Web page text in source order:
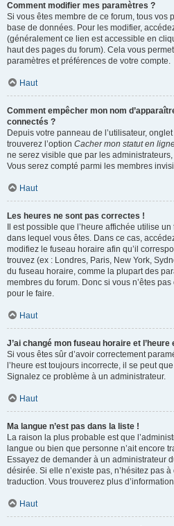
Comment modifier mes paramètres ?
Si vous êtes membre de ce forum, tous vos
base de données. Pour les modifier,
(généralement ce lien est accessible en
haut des pages du forum). Cela vous
paramètres et préférences de votre compte.
Haut
Comment empêcher mon nom
connectés ?
Depuis votre panneau de l’utilisateur,
trouverez l’option Cacher mon statut en
ne serez visible que par les
Vous serez compté parmi les membres
Haut
Les heures ne sont pas correctes !
Il est possible que l’heure affichée utilise
dans lequel vous êtes. Dans ce cas,
modifiez le fuseau horaire afin qu’il
trouvez (ex : Londres, Paris, New York,
du fuseau horaire, comme la plupart des
membres du forum. Donc si vous n’êtes
pour le faire.
Haut
J’ai changé mon fuseau horaire et
Si vous êtes sûr d’avoir correctement
l’heure est toujours incorrecte, il se peut
Signalez ce problème à un administrateur.
Haut
Ma langue n’est pas dans la liste !
La raison la plus probable est que
langue ou bien que personne n’ait encore
Essayez de demander à un administrateur
désirée. Si elle n’existe pas, n’hésitez pas
traduction. Vous trouverez plus
Haut